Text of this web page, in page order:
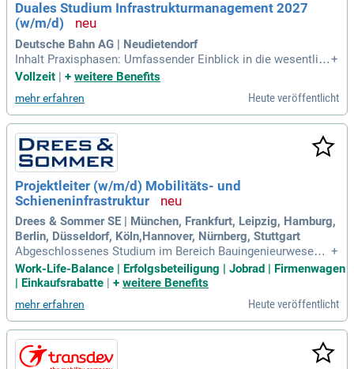
Duales Studium Infrastrukturmanagement 2027
(w/m/d)
Deutsche Bahn AG | Neudietendorf
Inhalt Praxisphasen: Umfassender Einblick in die wesentlich
en Bereiche des Bahnwesens und der Bahninfrastruktur; Du
+
Vollzeit | + weitere Benefits
mehr erfahren Heute veröffentlicht
Projektleiter (w/m/d) Mobilitäts- und
Schieneninfrastruktur
Drees & Sommer SE | München, Frankfurt, Leipzig, Hamburg,
Berlin, Düsseldorf, Köln,Hannover, Nürnberg, Stuttgart
Abgeschlossenes Studium im Bereich Bauingenieurwesen,
Verkehrswesen, Verkehrsbau, Verkehrsingenieurswesen, Ei
senbahnwesen, Umweltingenieurwesen, Wirtschaftsingenie
fikation; Mindestens fünf Jahre
+
Work-Life-Balance | Erfolgsbeteiligung | Jobrad | Firmenwagen
| Einkaufsrabatte | + weitere Benefits
mehr erfahren Heute veröffentlicht